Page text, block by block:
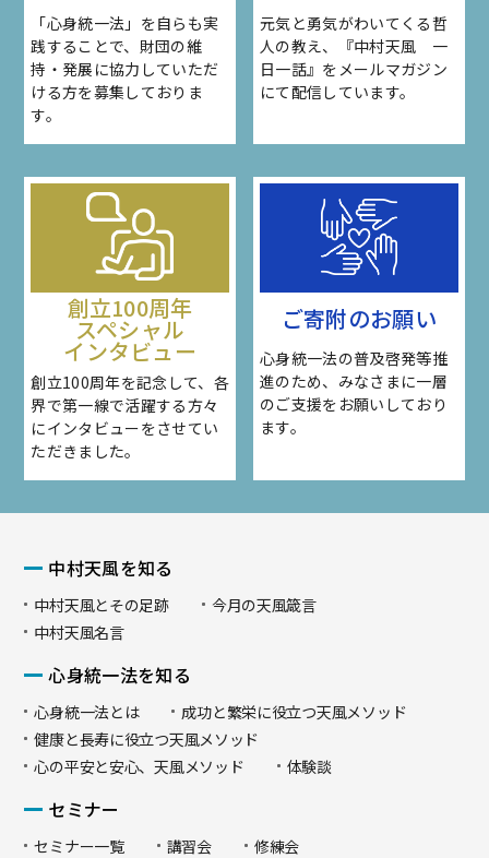
「心身統一法」を自らも実
践することで、財団の維
持・発展に協力していただ
ける方を募集しておりま
す。
元気と勇気がわいてくる哲
人の教え、『中村天風 一
日一話』をメールマガジン
にて配信しています。
創立100周年
スペシャル
インタビュー
創立100周年を記念して、各
界で第一線で活躍する方々
にインタビューをさせてい
ただきました。
ご寄附のお願い
心身統一法の普及啓発等推
進のため、みなさまに一層
のご支援をお願いしており
ます。
中村天風を知る
中村天風とその足跡
今月の天風箴言
中村天風名言
心身統一法を知る
心身統一法とは
成功と繁栄に役立つ天風メソッド
健康と長寿に役立つ天風メソッド
心の平安と安心、天風メソッド
体験談
セミナー
セミナー一覧 講習会
修練会